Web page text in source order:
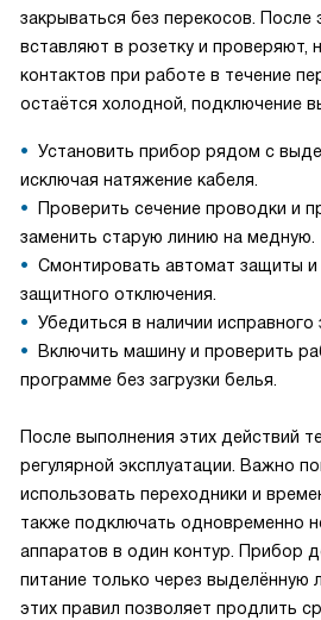
закрываться без перекосов. После
вставляют в розетку и проверяют,
контактов при работе в течение
остаётся холодной, подключение
Установить прибор рядом с
исключая натяжение кабеля.
Проверить сечение проводки и
заменить старую линию на медную.
Смонтировать автомат защиты и
защитного отключения.
Убедиться в наличии исправного
Включить машину и проверить
программе без загрузки белья.
После выполнения этих действий
регулярной эксплуатации. Важно
использовать переходники и
также подключать одновременно
аппаратов в один контур. Прибор
питание только через
этих правил позволяет продлить